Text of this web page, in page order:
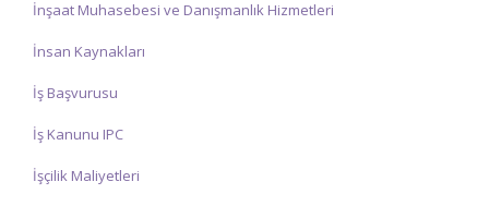
İnşaat Muhasebesi ve Danışmanlık Hizmetleri
İnsan Kaynakları
İş Başvurusu
İş Kanunu IPC
İşçilik Maliyetleri